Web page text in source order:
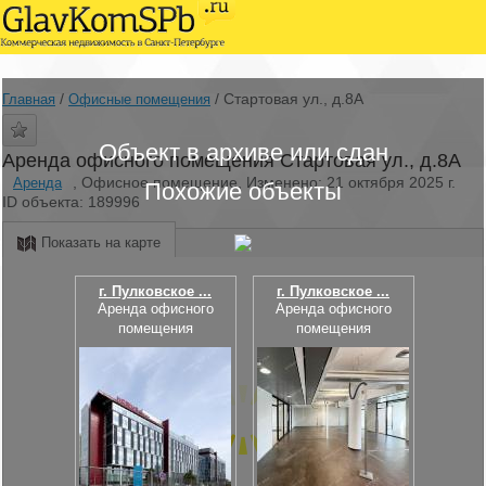
Объект в архиве или сдан
Похожие объекты
г. Пулковское ...
Аренда офисного
помещения
г. Пулковское ...
Аренда офисного
помещения
Главная / Офисные помещения / Стартовая ул., д.8А
Аренда офисного помещения Стартовая ул., д.8А
Аренда
, Офисное помещение, Изменено: 21 октября 2025 г.
ID объекта: 189996
Показать на карте